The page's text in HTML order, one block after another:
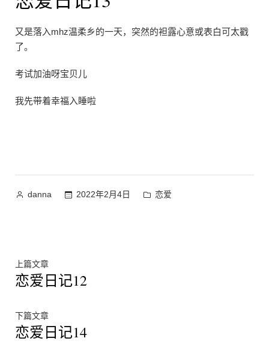
又是落入mhz温柔乡的一天，突然的袒露心意或表白可太戳
了。
考试加油呀宝贝儿
我先带着幸福入睡啦
作
danna 2022年2月4日
发
恋爱
文
章
导
航
上篇文章上
篇
恋爱日记12
下篇文章下
篇
恋爱日记14